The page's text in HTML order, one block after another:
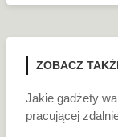
ZOBACZ
Jakie gadżety
pracującej